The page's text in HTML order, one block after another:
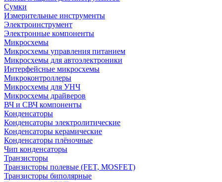
Сумки
Измерительные инструменты
Электроинструмент
Электронные компоненты
Микросхемы
Микросхемы управления питанием
Микросхемы для автоэлектроники
Интерфейсные микросхемы
Микроконтроллеры
Микросхемы для УНЧ
Микросхемы драйверов
ВЧ и СВЧ компоненты
Конденсаторы
Конденсаторы электролитические
Конденсаторы керамические
Конденсаторы плёночные
Чип конденсаторы
Транзисторы
Транзисторы полевые (FET, MOSFET)
Транзисторы биполярные